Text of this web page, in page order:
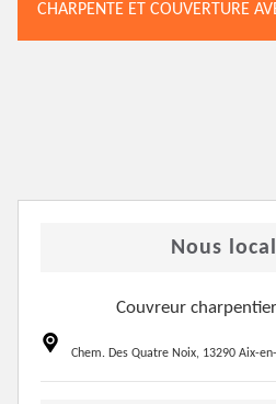
CHARPENTE ET COUVERTURE
Nous
Couvreur
Chem. Des Quatre Noix, 13290 Aix-